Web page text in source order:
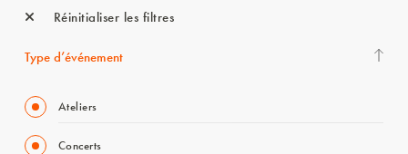
Réinitialiser les filtres
Type d’événement
Ateliers
Concerts